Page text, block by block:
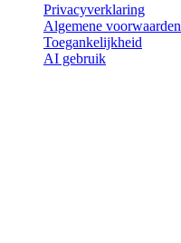
Privacyverklaring
Algemene voorwaarden
Toegankelijkheid
AI gebruik